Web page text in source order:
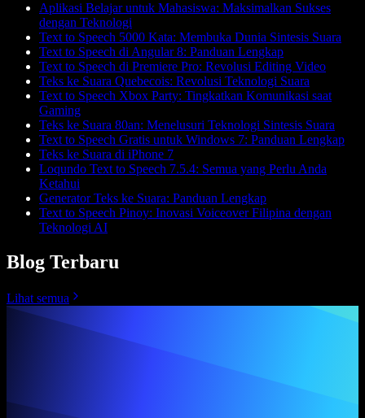
Aplikasi Belajar untuk Mahasiswa: Maksimalkan Sukses
dengan Teknologi
Text to Speech 5000 Kata: Membuka Dunia Sintesis Suara
Text to Speech di Angular 8: Panduan Lengkap
Text to Speech di Premiere Pro: Revolusi Editing Video
Teks ke Suara Quebecois: Revolusi Teknologi Suara
Text to Speech Xbox Party: Tingkatkan Komunikasi saat
Gaming
Teks ke Suara 80an: Menelusuri Teknologi Sintesis Suara
Text to Speech Gratis untuk Windows 7: Panduan Lengkap
Teks ke Suara di iPhone 7
Loqundo Text to Speech 7.5.4: Semua yang Perlu Anda
Ketahui
Generator Teks ke Suara: Panduan Lengkap
Text to Speech Pinoy: Inovasi Voiceover Filipina dengan
Teknologi AI
Blog Terbaru
Lihat semua